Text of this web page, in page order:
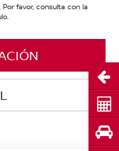
favor, consulta con la